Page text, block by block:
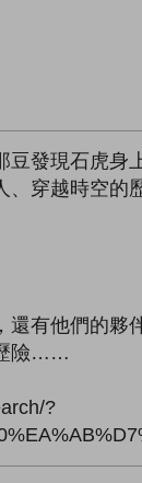
發現石虎
穿越時空的
有他們的
險……
?